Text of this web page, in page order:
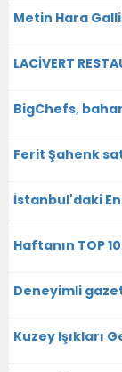
Metin Hara
LACİVERT
BigChefs,
Ferit Şahenk
İstanbul'daki En
Haftanın TOP
Deneyimli
Kuzey Işıkları